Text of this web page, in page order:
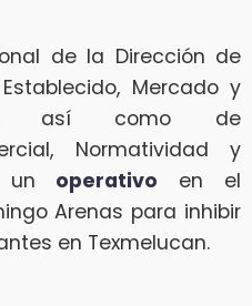
de la Dirección de
Mercado y
así como de
Normatividad y
un operativo en el
Arenas para inhibir
en Texmelucan.